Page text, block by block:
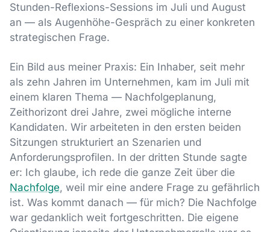
Stunden-Reflexions-Sessions im Juli und August
an — als Augenhöhe-Gespräch zu einer konkreten
strategischen Frage.
Ein Bild aus meiner Praxis: Ein Inhaber, seit mehr
als zehn Jahren im Unternehmen, kam im Juli mit
einem klaren Thema — Nachfolgeplanung,
Zeithorizont drei Jahre, zwei mögliche interne
Kandidaten. Wir arbeiteten in den ersten beiden
Sitzungen strukturiert an Szenarien und
Anforderungsprofilen. In der dritten Stunde sagte
er: Ich glaube, ich rede die ganze Zeit über die
Nachfolge, weil mir eine andere Frage zu gefährlich
ist. Was kommt danach — für mich? Die Nachfolge
war gedanklich weit fortgeschritten. Die eigene